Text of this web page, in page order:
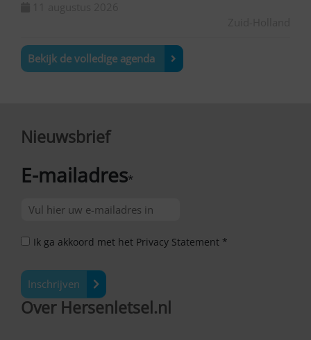
Bekijk de volledige agenda
Nieuwsbrief
E-mailadres*
Ik ga akkoord met het Privacy Statement *
Inschrijven
Over Hersenletsel.nl